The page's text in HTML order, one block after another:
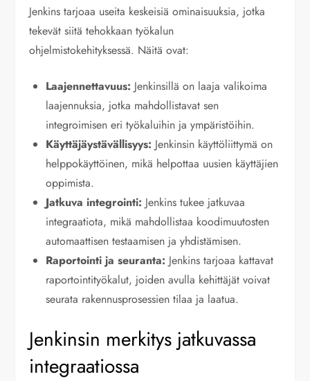
Jenkins tarjoaa useita keskeisiä ominaisuuksia, jotka
tekevät siitä tehokkaan työkalun
ohjelmistokehityksessä. Näitä ovat:
Laajennettavuus: Jenkinsillä on laaja valikoima
laajennuksia, jotka mahdollistavat sen
integroimisen eri työkaluihin ja ympäristöihin.
Käyttäjäystävällisyys: Jenkinsin käyttöliittymä on
helppokäyttöinen, mikä helpottaa uusien käyttäjien
oppimista.
Jatkuva integrointi: Jenkins tukee jatkuvaa
integraatiota, mikä mahdollistaa koodimuutosten
automaattisen testaamisen ja yhdistämisen.
Raportointi ja seuranta: Jenkins tarjoaa kattavat
raportointityökalut, joiden avulla kehittäjät voivat
seurata rakennusprosessien tilaa ja laatua.
Jenkinsin merkitys jatkuvassa
integraatiossa